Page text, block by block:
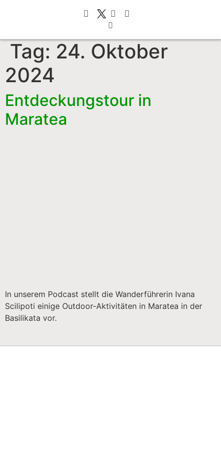
Tag: 24. Oktober
2024
Entdeckungstour in
Maratea
In unserem Podcast stellt die Wanderführerin Ivana
Scilipoti einige Outdoor-Aktivitäten in Maratea in der
Basilikata vor.